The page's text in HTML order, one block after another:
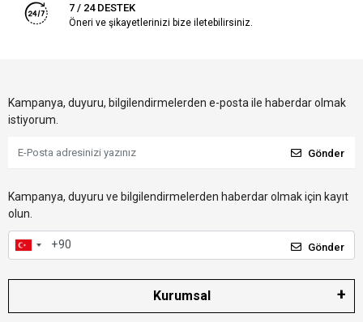
7 / 24 DESTEK
Öneri ve şikayetlerinizi bize iletebilirsiniz.
Kampanya, duyuru, bilgilendirmelerden e-posta ile haberdar olmak
istiyorum.
Gönder
Kampanya, duyuru ve bilgilendirmelerden haberdar olmak için kayıt
olun.
Gönder
Kurumsal